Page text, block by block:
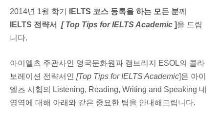
2014년 1월 학기 IELTS 코스 등록을 하는 모든 분께
IELTS 전략서 [ Top Tips for IELTS Academic ]을 드립
니다.
아이엘츠 주관사인 영국문화원과 캠브리지 ESOL의 콜라
보레이션 전략서인 [Top Tips for IELTS Academic]은 아이
엘츠 시험의 Listening, Reading, Writing and Speaking 네
영역에 대해 아래와 같은 중요한 팁을 안내해드립니다.